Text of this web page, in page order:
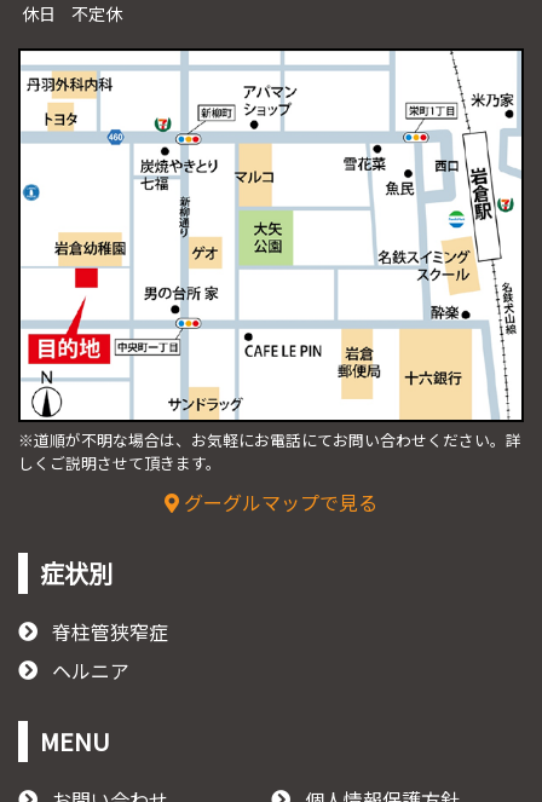
休日
不定休
※道順が不明な場合は、お気軽にお電話にてお問い合わせください。 詳
しくご説明させて頂きます。
グーグルマップで見る
症状別
脊柱管狭窄症
ヘルニア
MENU